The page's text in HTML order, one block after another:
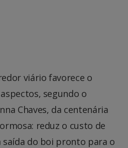
viário favorece o
segundo o
Chaves, da centenária
reduz o custo de
do boi pronto para o